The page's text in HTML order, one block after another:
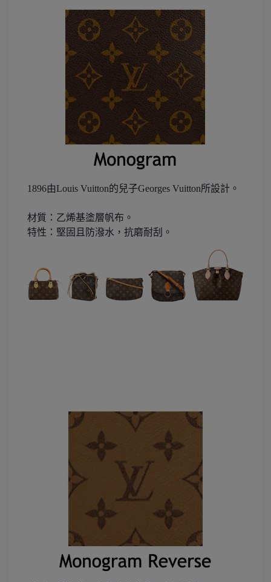
1896由Louis Vuitton的兒子Georges Vuitton所設計。
材質：乙烯基塗層帆布。
特性：堅固且防潑水，抗磨耐刮。